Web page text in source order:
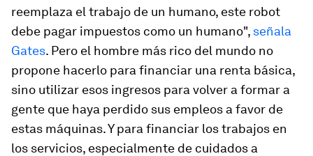
reemplaza el trabajo de un humano, este robot
debe pagar impuestos como un humano", señala
Gates. Pero el hombre más rico del mundo no
propone hacerlo para financiar una renta básica,
sino utilizar esos ingresos para volver a formar a
gente que haya perdido sus empleos a favor de
estas máquinas. Y para financiar los trabajos en
los servicios, especialmente de cuidados a